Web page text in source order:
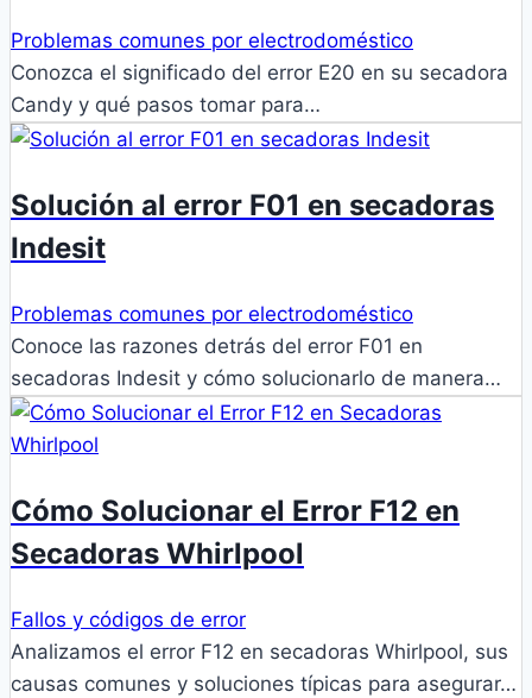
Problemas comunes por electrodoméstico
Conozca el significado del error E20 en su secadora
Candy y qué pasos tomar para…
Solución al error F01 en secadoras
Indesit
Problemas comunes por electrodoméstico
Conoce las razones detrás del error F01 en
secadoras Indesit y cómo solucionarlo de manera…
Cómo Solucionar el Error F12 en
Secadoras Whirlpool
Fallos y códigos de error
Analizamos el error F12 en secadoras Whirlpool, sus
causas comunes y soluciones típicas para asegurar…